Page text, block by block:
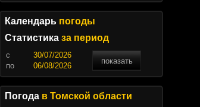
Календарь погоды
Статистика за период
c
показать
по
Погода в Томской области